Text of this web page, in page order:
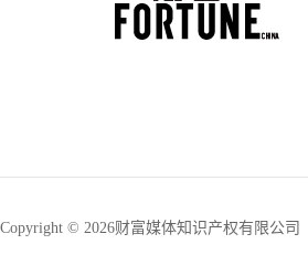
Copyright © 2026财富媒体知识产权有限公司